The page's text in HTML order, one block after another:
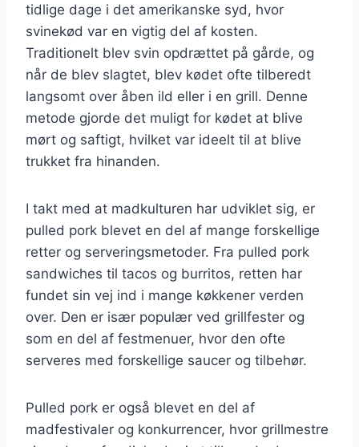
tidlige dage i det amerikanske syd, hvor
svinekød var en vigtig del af kosten.
Traditionelt blev svin opdrættet på gårde, og
når de blev slagtet, blev kødet ofte tilberedt
langsomt over åben ild eller i en grill. Denne
metode gjorde det muligt for kødet at blive
mørt og saftigt, hvilket var ideelt til at blive
trukket fra hinanden.
I takt med at madkulturen har udviklet sig, er
pulled pork blevet en del af mange forskellige
retter og serveringsmetoder. Fra pulled pork
sandwiches til tacos og burritos, retten har
fundet sin vej ind i mange køkkener verden
over. Den er især populær ved grillfester og
som en del af festmenuer, hvor den ofte
serveres med forskellige saucer og tilbehør.
Pulled pork er også blevet en del af
madfestivaler og konkurrencer, hvor grillmestre